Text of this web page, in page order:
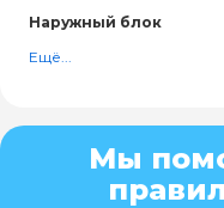
Наружный блок
Ещё...
Мы